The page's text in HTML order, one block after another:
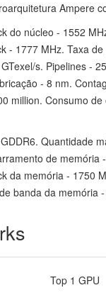
Ampere
do núcleo - 1552
- 1777 MHz. Taxa
s. Pipelines -
- 8 nm.
million. Consumo
Quantidade
de memória
da memória - 1750
banda da memória
Top 1 GPU